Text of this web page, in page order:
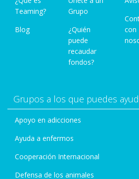
Teaming?
Blog
Grupo
¿Quién
puede
recaudar
fondos?
con
Grupos a los que puedes
Apoyo en adicciones
Ayuda a enfermos
Cooperación Internacional
Defensa de los animales